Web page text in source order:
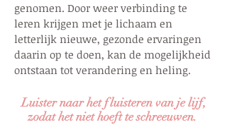
genomen. Door weer verbinding te
leren krijgen met je lichaam en
letterlijk nieuwe, gezonde ervaringen
daarin op te doen, kan de mogelijkheid
ontstaan tot verandering en heling.
Luister naar het fluisteren van je lijf,
zodat het niet hoeft te schreeuwen.